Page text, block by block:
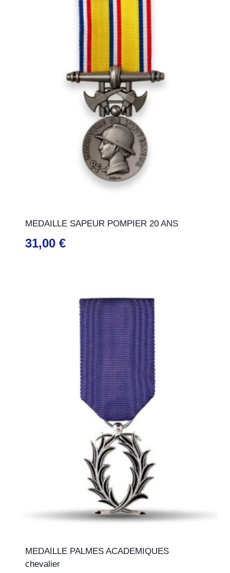
MEDAILLE SAPEUR POMPIER 20 ANS
31,00 €
MEDAILLE PALMES ACADEMIQUES
chevalier